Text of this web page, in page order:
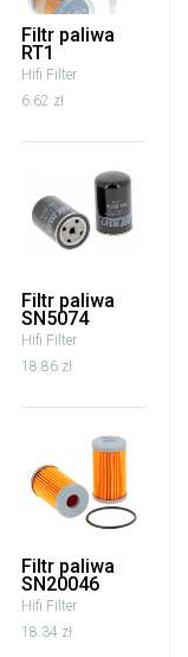
Filtr paliwa
RT1
Hifi Filter
6.62 zł
Filtr paliwa
SN5074
Hifi Filter
18.86 zł
Filtr paliwa
SN20046
Hifi Filter
18.34 zł